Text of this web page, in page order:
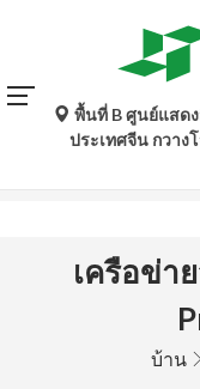
การแปลอัตโนมัติโด
อ้างอิงเท่านั้นและอ
ต้นฉ
พื้นที่ B ศูนย์แสด
ประเทศจีน กวา
เครือข่
บ้าน